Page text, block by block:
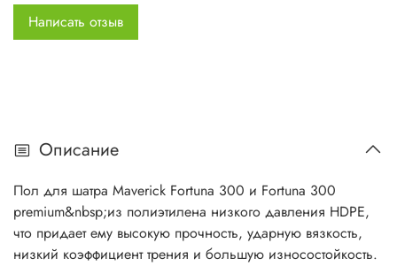
Написать отзыв
Описание
Пол для шатра Maverick Fortuna 300 и Fortuna 300
premium&nbsp;из полиэтилена низкого давления HDPE,
что придает ему высокую прочность, ударную вязкость,
низкий коэффициент трения и большую износостойкость.